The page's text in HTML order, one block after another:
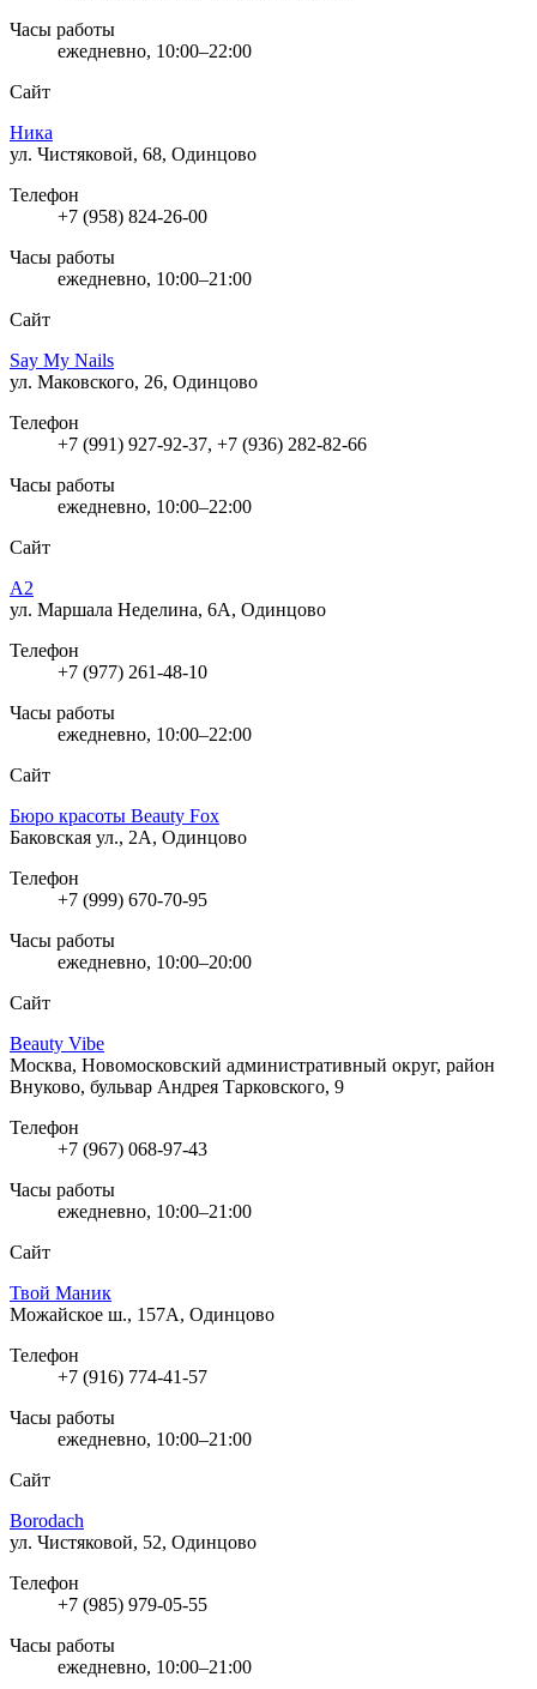
Часы работы
ежедневно, 10:00–22:00
Сайт
Ника
ул. Чистяковой, 68, Одинцово
Телефон
+7 (958) 824-26-00
Часы работы
ежедневно, 10:00–21:00
Сайт
Say My Nails
ул. Маковского, 26, Одинцово
Телефон
+7 (991) 927-92-37, +7 (936) 282-82-66
Часы работы
ежедневно, 10:00–22:00
Сайт
A2
ул. Маршала Неделина, 6А, Одинцово
Телефон
+7 (977) 261-48-10
Часы работы
ежедневно, 10:00–22:00
Сайт
Бюро красоты Beauty Fox
Баковская ул., 2А, Одинцово
Телефон
+7 (999) 670-70-95
Часы работы
ежедневно, 10:00–20:00
Сайт
Beauty Vibe
Москва, Новомосковский административный округ, район
Внуково, бульвар Андрея Тарковского, 9
Телефон
+7 (967) 068-97-43
Часы работы
ежедневно, 10:00–21:00
Сайт
Твой Маник
Можайское ш., 157А, Одинцово
Телефон
+7 (916) 774-41-57
Часы работы
ежедневно, 10:00–21:00
Сайт
Borodach
ул. Чистяковой, 52, Одинцово
Телефон
+7 (985) 979-05-55
Часы работы
ежедневно, 10:00–21:00